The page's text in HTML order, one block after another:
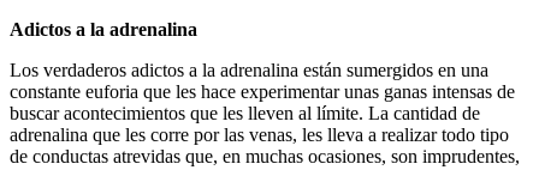
Adictos a la adrenalina
Los verdaderos adictos a la adrenalina están sumergidos en una
constante euforia que les hace experimentar unas ganas intensas de
buscar acontecimientos que les lleven al límite. La cantidad de
adrenalina que les corre por las venas, les lleva a realizar todo tipo
de conductas atrevidas que, en muchas ocasiones, son imprudentes,